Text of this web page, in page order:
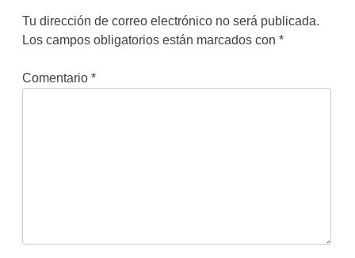
Tu dirección de correo electrónico no será publicada.
Los campos obligatorios están marcados con *
Comentario *